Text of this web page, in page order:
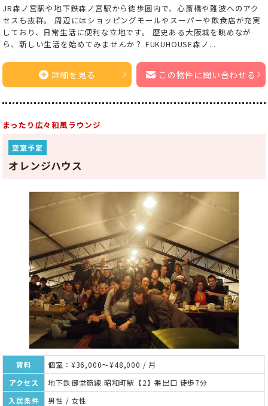
JR森ノ宮駅や地下鉄森ノ宮駅から徒歩圏内で、心斎橋や難波へのアク
セスも抜群。 周辺にはショッピングモールやスーパーや飲食店が充実
しており、日常生活に便利な立地です。 歴史ある大阪城を眺めなが
ら、新しい生活を始めてみませんか？ FUKUHOUSE森ノ...
詳細を見る この物件に問い合わせる
まったり広々和風ラウンジ
空室予定
オレンジハウス
賃料
個室：¥36,000～¥48,000 / 月
アクセス
地下鉄御堂筋線 昭和町駅【2】番出口 徒歩7分
入居条件
男性 / 女性